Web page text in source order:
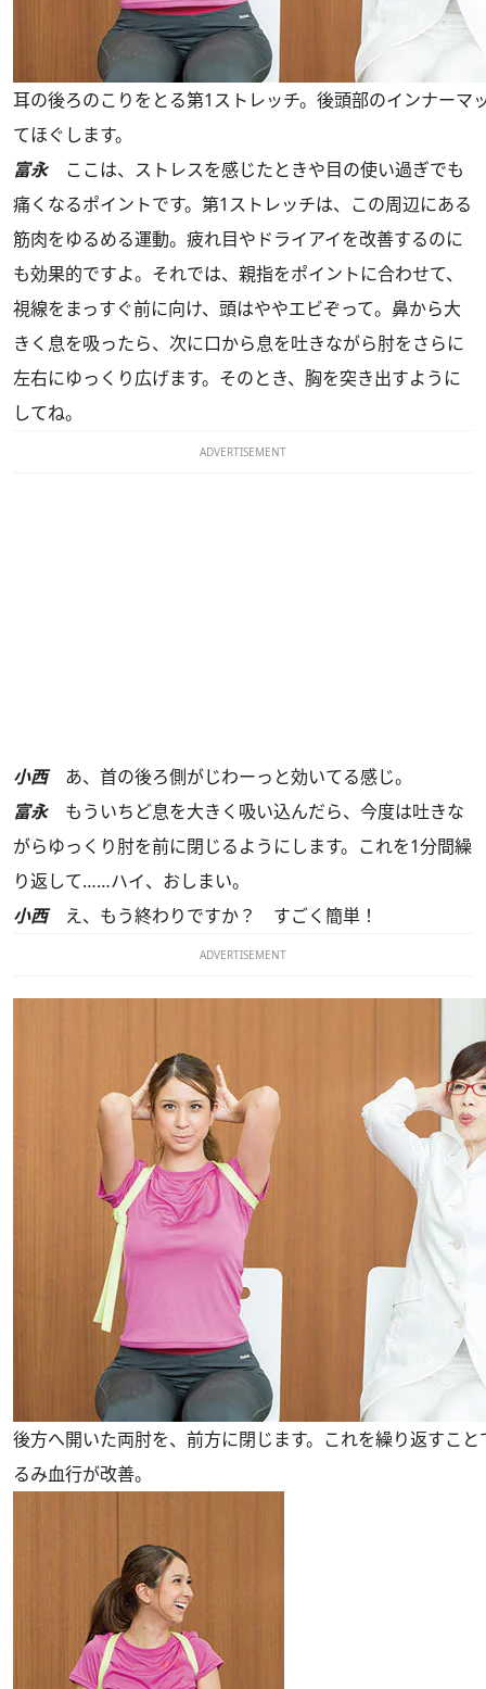
耳の後ろのこりをとる第1ストレッチ。後頭部のインナーマ
てほぐします。
富永ここは、ストレスを感じたときや目の使い過ぎでも
痛くなるポイントです。第1ストレッチは、この周辺にある
筋肉をゆるめる運動。疲れ目やドライアイを改善するのに
も効果的ですよ。それでは、親指をポイントに合わせて、
視線をまっすぐ前に向け、頭はややエビぞって。鼻から大
きく息を吸ったら、次に口から息を吐きながら肘をさらに
左右にゆっくり広げます。そのとき、胸を突き出すように
してね。
ADVERTISEMENT
小西あ、首の後ろ側がじわーっと効いてる感じ。
富永もういちど息を大きく吸い込んだら、今度は吐きな
がらゆっくり肘を前に閉じるようにします。これを1分間繰
り返して……ハイ、おしまい。
小西え、もう終わりですか？ すごく簡単！
ADVERTISEMENT
後方へ開いた両肘を、前方に閉じます。これを繰り返すこ
るみ血行が改善。